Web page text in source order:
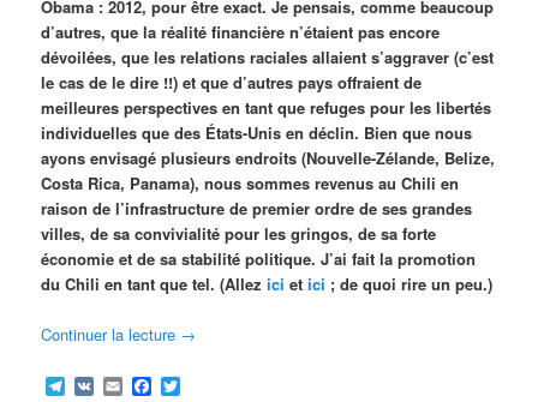
Obama : 2012, pour être exact. Je pensais, comme beaucoup
d’autres, que la réalité financière n’étaient pas encore
dévoilées, que les relations raciales allaient s’aggraver (c’est
le cas de le dire !!) et que d’autres pays offraient de
meilleures perspectives en tant que refuges pour les libertés
individuelles que des États-Unis en déclin. Bien que nous
ayons envisagé plusieurs endroits (Nouvelle-Zélande, Belize,
Costa Rica, Panama), nous sommes revenus au Chili en
raison de l’infrastructure de premier ordre de ses grandes
villes, de sa convivialité pour les gringos, de sa forte
économie et de sa stabilité politique. J’ai fait la promotion
du Chili en tant que tel. (Allezici etici ; de quoi rire un peu.)
Continuer la lecture →
Telegram
VK EmailFacebook